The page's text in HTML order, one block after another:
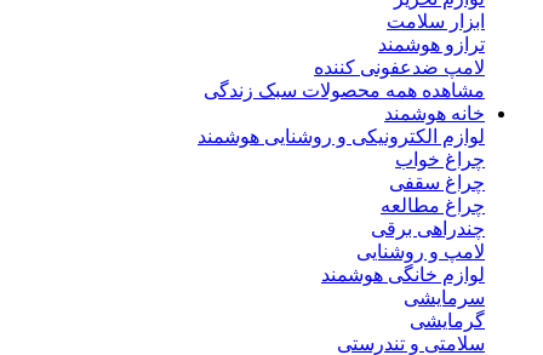
ابزار سلامت
ترازو هوشمند
لامپ ضدعفونی کننده
مشاهده همه محصولات سبک زندگی
خانه هوشمند
لوازم الکترونیکی و روشنایی هوشمند
چراغ خواب
چراغ سقفی
چراغ مطالعه
چندراهی برقی
لامپ و روشنایی
لوازم خانگی هوشمند
سرمایشی
گرمایشی
سلامتی و تندرستی